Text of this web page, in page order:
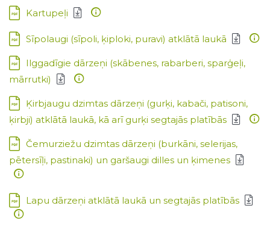
Lejupielādēt:
Kartupeļi
Lejupielādēt:
Sīpolaugi (sīpoli, ķiploki, puravi) atklātā laukā
Lejupielādēt:
Ilggadīgie dārzeņi (skābenes, rabarberi, sparģeļi,
mārrutki)
Lejupielādēt:
Ķirbjaugu dzimtas dārzeņi (gurķi, kabači, patisoni,
ķirbji) atklātā laukā, kā arī gurķi segtajās platībās
Lejupielādēt:
Čemurziežu dzimtas dārzeņi (burkāni, selerijas,
pētersīļi, pastinaki) un garšaugi dilles un ķimenes
Lejupielādēt:
Lapu dārzeņi atklātā laukā un segtajās platībās